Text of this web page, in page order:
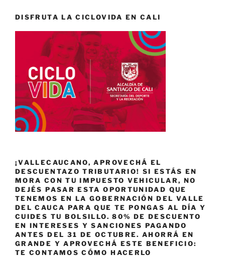
DISFRUTA LA CICLOVIDA EN CALI
¡VALLECAUCANO, APROVECHÁ EL
DESCUENTAZO TRIBUTARIO! SI ESTÁS EN
MORA CON TU IMPUESTO VEHICULAR, NO
DEJÉS PASAR ESTA OPORTUNIDAD QUE
TENEMOS EN LA GOBERNACIÓN DEL VALLE
DEL CAUCA PARA QUE TE PONGAS AL DÍA Y
CUIDES TU BOLSILLO. 80% DE DESCUENTO
EN INTERESES Y SANCIONES PAGANDO
ANTES DEL 31 DE OCTUBRE. AHORRÁ EN
GRANDE Y APROVECHÁ ESTE BENEFICIO:
TE CONTAMOS CÓMO HACERLO